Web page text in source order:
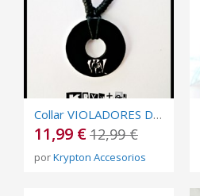
Collar VIOLADORES DEL VERSO - Colgante - DOBLE V - Complemento - Rap - Hip Hop
11,99 €12,99 €
porKrypton Accesorios